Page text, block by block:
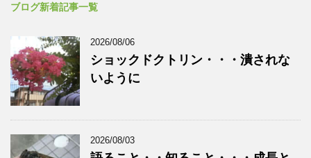
ブログ新着記事一覧
2026/08/06
ショックドクトリン・・・潰されな
いように
2026/08/03